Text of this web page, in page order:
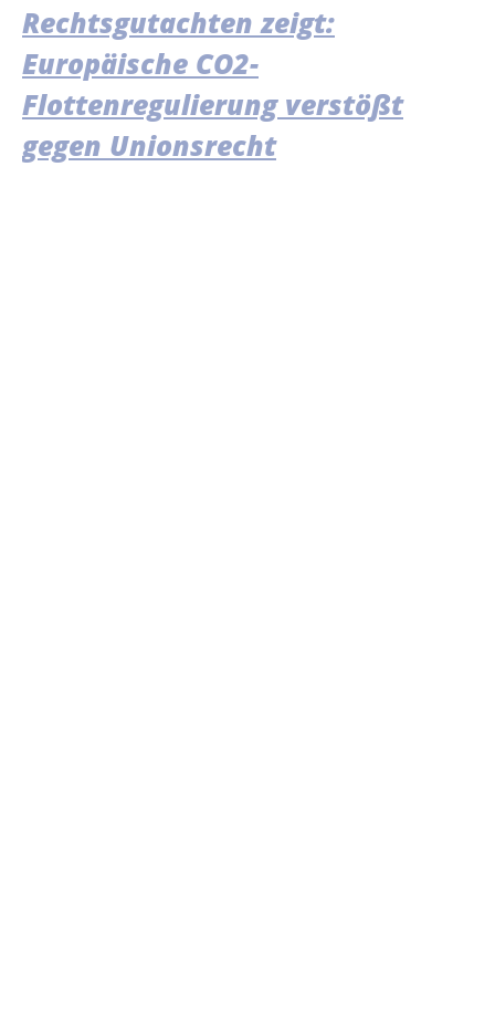
Rechtsgutachten zeigt:
Europäische CO2-
Flottenregulierung verstößt
gegen Unionsrecht